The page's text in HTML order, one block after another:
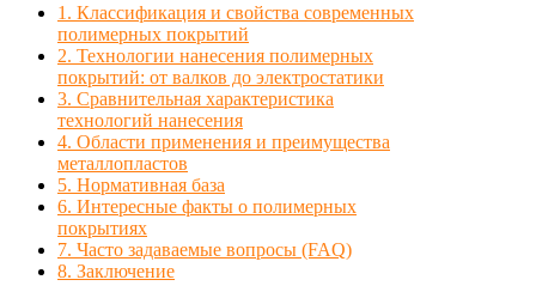
1. Классификация и свойства современных
полимерных покрытий
2. Технологии нанесения полимерных
покрытий: от валков до электростатики
3. Сравнительная характеристика
технологий нанесения
4. Области применения и преимущества
металлопластов
5. Нормативная база
6. Интересные факты о полимерных
покрытиях
7. Часто задаваемые вопросы (FAQ)
8. Заключение